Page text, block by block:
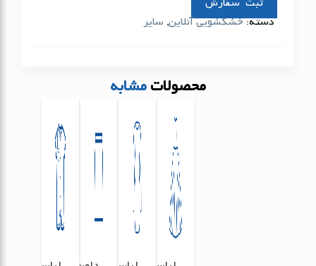
دسته:خشکشویی آنلاین, سایر
محصولاتمشابه